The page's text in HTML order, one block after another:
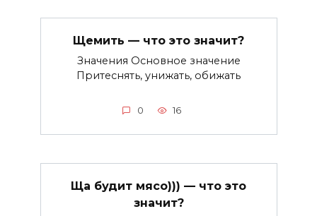
Щемить — что это значит?
Значения Основное значение
Притеснять, унижать, обижать
0 16
Ща будит мясо))) — что это
значит?